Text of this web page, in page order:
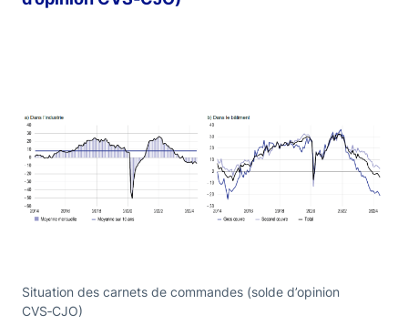
Situation des carnets de commandes (solde d’opinion
CVS‑CJO)